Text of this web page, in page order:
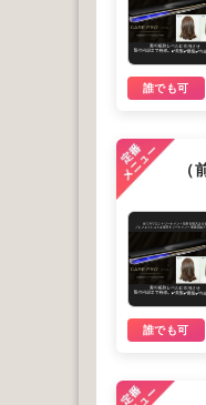
誰でも可
（
誰でも可